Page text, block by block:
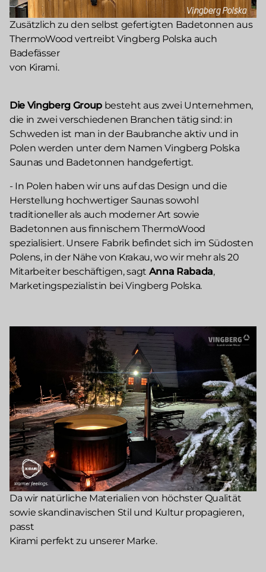
Zusätzlich zu den selbst gefertigten Badetonnen aus
ThermoWood vertreibt Vingberg Polska auch
Badefässer
von Kirami.
Die Vingberg Group besteht aus zwei Unternehmen,
die in zwei verschiedenen Branchen tätig sind: in
Schweden ist man in der Baubranche aktiv und in
Polen werden unter dem Namen Vingberg Polska
Saunas und Badetonnen handgefertigt.
- In Polen haben wir uns auf das Design und die
Herstellung hochwertiger Saunas sowohl
traditioneller als auch moderner Art sowie
Badetonnen aus finnischem ThermoWood
spezialisiert. Unsere Fabrik befindet sich im Südosten
Polens, in der Nähe von Krakau, wo wir mehr als 20
Mitarbeiter beschäftigen, sagt Anna Rabada,
Marketingspezialistin bei Vingberg Polska.
Da wir natürliche Materialien von höchster Qualität
sowie skandinavischen Stil und Kultur propagieren,
passt
Kirami perfekt zu unserer Marke.